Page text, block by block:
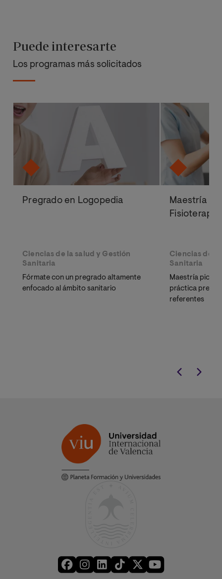
Puede interesarte
Los programas más solicitados
Pregrado en Logopedia
Ciencias de la salud y Gestión
Sanitaria
Fórmate con un pregrado altamente
enfocado al ámbito sanitario
Maestría
Ciencias de
Sanitaria
Maestría
práctica
referentes